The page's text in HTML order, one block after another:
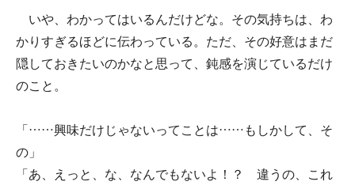
いや、わかってはいるんだけどな。その気持ちは、わ
かりすぎるほどに伝わっている。ただ、その好意はまだ
隠しておきたいのかなと思って、鈍感を演じているだけ
のこと。
「……興味だけじゃないってことは……もしかして、そ
の」
「あ、えっと、な、なんでもないよ！？ 違うの、これ